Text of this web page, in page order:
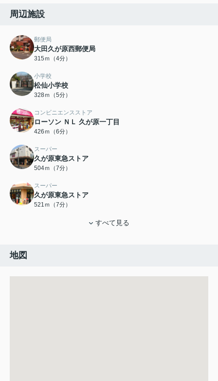
周辺施設
郵便局
大田久が原西郵便局
315ｍ（4分）
小学校
松仙小学校
328ｍ（5分）
コンビニエンスストア
ローソン ＮＬ 久が原一丁目
426ｍ（6分）
スーパー
久が原東急ストア
504ｍ（7分）
スーパー
久が原東急ストア
521ｍ（7分）
すべて見る
地図